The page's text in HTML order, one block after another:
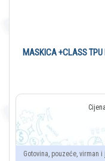
MASKICA +CLASS
Gotovina, pouzeće, virman